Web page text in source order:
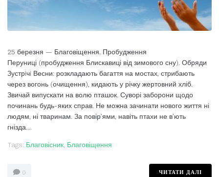
25 березня — Благовіщення. Пробудження
Перуниці (пробудження Блискавиці від зимового сну). Обряди
Зустрiчi Весни: розкладають багаття на мостах, стрибають
через вогонь (очищення), кидають у річку жертовний хліб.
Звичай випускати на волю пташок. Суворі заборони щодо
починань будь-яких справ. Не можна зачинати нового життя ні
людям, ні тваринам. За повір’ями, навіть птахи не в’ють
гнізда....
Tags: Благовісник, Благовіщення
0 ЧИТАТИ ДАЛІ